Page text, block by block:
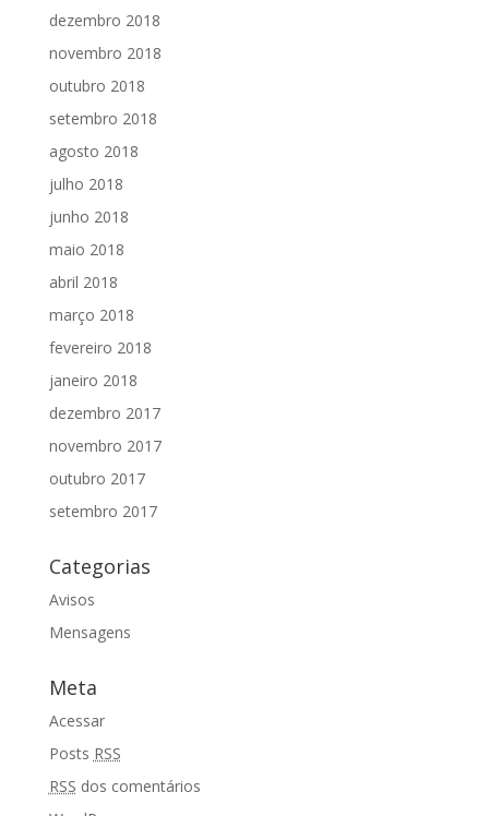
dezembro 2018
novembro 2018
outubro 2018
setembro 2018
agosto 2018
julho 2018
junho 2018
maio 2018
abril 2018
março 2018
fevereiro 2018
janeiro 2018
dezembro 2017
novembro 2017
outubro 2017
setembro 2017
Categorias
Avisos
Mensagens
Meta
Acessar
Posts RSS
RSS dos comentários